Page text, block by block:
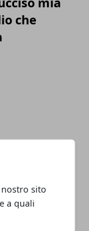
sito
a quali
che
dalle